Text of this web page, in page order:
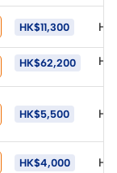
HK$11,300
HK$62,200
HK$5,500
HK$4,000